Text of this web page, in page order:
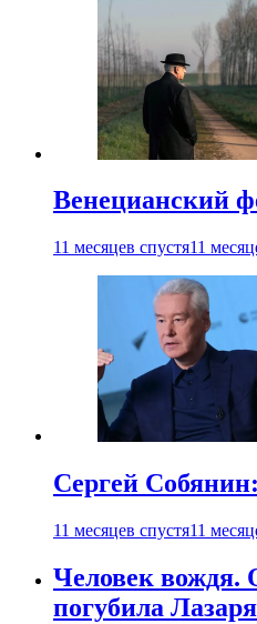
Венецианский
11 месяцев спустя11
Сергей
11 месяцев спустя11
Человек вождя.
погубила